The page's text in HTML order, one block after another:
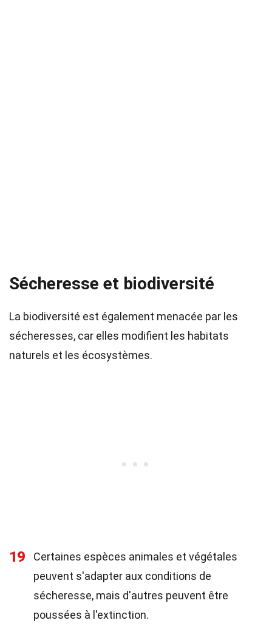
Sécheresse et biodiversité
La biodiversité est également menacée par les
sécheresses, car elles modifient les habitats
naturels et les écosystèmes.
19
Certaines espèces animales et végétales
peuvent s'adapter aux conditions de
sécheresse, mais d'autres peuvent être
poussées à l'extinction.